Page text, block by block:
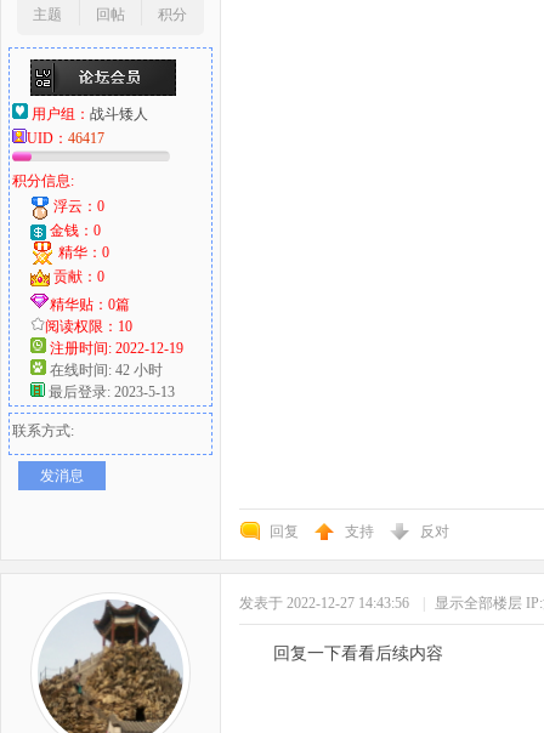
主题
回帖
积分
用户组： 战斗矮人
UID： 46417
积分信息:
浮云：0
金钱：0
精华：0
贡献：0
精华贴：0篇
阅读权限：10
注册时间: 2022-12-19
在线时间: 42 小时
最后登录: 2023-5-13
联系方式:
发消息
回复 支持 反对
发表于 2022-12-27 14:43:56 显示全部楼层
回复一下看看后续内容